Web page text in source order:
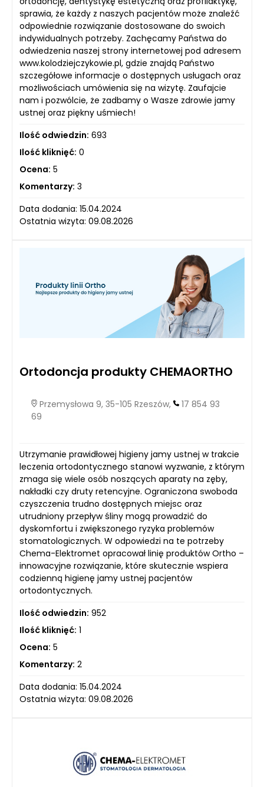
sprawia, że każdy z naszych pacjentów może znaleźć
odpowiednie rozwiązanie dostosowane do swoich
indywidualnych potrzeby. Zachęcamy Państwa do
odwiedzenia naszej strony internetowej pod adresem
www.kolodziejczykowie.pl, gdzie znajdą Państwo
szczegółowe informacje o dostępnych usługach oraz
możliwościach umówienia się na wizytę. Zaufajcie
nam i pozwólcie, że zadbamy o Wasze zdrowie jamy
ustnej oraz piękny uśmiech!
Ilość odwiedzin: 693
Ilość kliknięć: 0
Ocena: 5
Komentarzy: 3
Data dodania: 15.04.2024
Ostatnia wizyta: 09.08.2026
Ortodoncja produkty CHEMAORTHO
Przemysłowa 9, 35-105 Rzeszów,
17 854 93
69
Utrzymanie prawidłowej higieny jamy ustnej w trakcie
leczenia ortodontycznego stanowi wyzwanie, z którym
zmaga się wiele osób noszących aparaty na zęby,
nakładki czy druty retencyjne. Ograniczona swoboda
czyszczenia trudno dostępnych miejsc oraz
utrudniony przepływ śliny mogą prowadzić do
dyskomfortu i zwiększonego ryzyka problemów
stomatologicznych. W odpowiedzi na te potrzeby
Chema-Elektromet opracował linię produktów Ortho –
innowacyjne rozwiązanie, które skutecznie wspiera
codzienną higienę jamy ustnej pacjentów
ortodontycznych.
Ilość odwiedzin: 952
Ilość kliknięć: 1
Ocena: 5
Komentarzy: 2
Data dodania: 15.04.2024
Ostatnia wizyta: 09.08.2026